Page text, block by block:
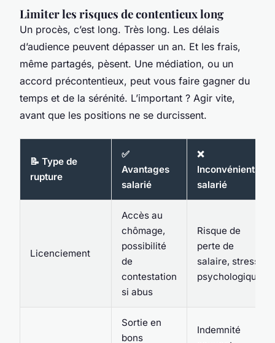
Limiter les risques de contentieux long
Un procès, c’est long. Très long. Les délais
d’audience peuvent dépasser un an. Et les frais,
même partagés, pèsent. Une médiation, ou un
accord précontentieux, peut vous faire gagner du
temps et de la sérénité. L’important ? Agir vite,
avant que les positions ne se durcissent.
📝 Type de
rupture
✅
Avantages
salarié
❌
Inconvénients
salarié
Licenciement
Accès au
chômage,
possibilité
de
contestation
si abus
Risque de
perte de
salaire, stress
psychologique
Sortie en
bons
Indemnité